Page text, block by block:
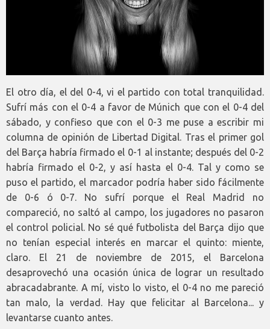
El otro día, el del 0-4, vi el partido con total tranquilidad.
Sufrí más con el 0-4 a favor de Múnich que con el 0-4 del
sábado, y confieso que con el 0-3 me puse a escribir mi
columna de opinión de Libertad Digital. Tras el primer gol
del Barça habría firmado el 0-1 al instante; después del 0-2
habría firmado el 0-2, y así hasta el 0-4. Tal y como se
puso el partido, el marcador podría haber sido fácilmente
de 0-6 ó 0-7. No sufrí porque el Real Madrid no
compareció, no saltó al campo, los jugadores no pasaron
el control policial. No sé qué futbolista del Barça dijo que
no tenían especial interés en marcar el quinto: miente,
claro. El 21 de noviembre de 2015, el Barcelona
desaprovechó una ocasión única de lograr un resultado
abracadabrante. A mí, visto lo visto, el 0-4 no me pareció
tan malo, la verdad. Hay que felicitar al Barcelona... y
levantarse cuanto antes.